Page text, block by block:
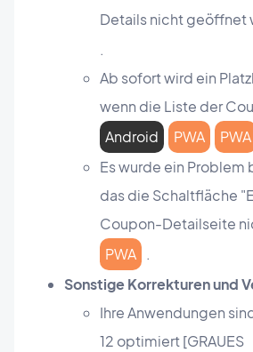
Details nicht geöffnet
.
Ab sofort wird ein
wenn die Liste der
Android
PWA PWA
Es wurde ein Problem
das die Schaltfläche
Coupon-Detailseite
PWA
.
Sonstige Korrekturen und
Ihre Anwendungen
12 optimiert [GRAUES